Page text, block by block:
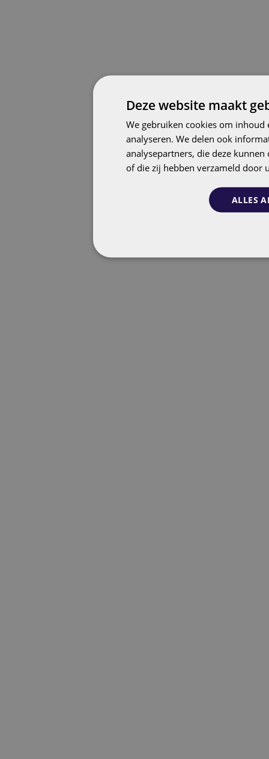
Deze website maakt
We gebruiken cookies om
analyseren. We delen ook
analysepartners, die deze
of die zij hebben verzameld door
ALLES